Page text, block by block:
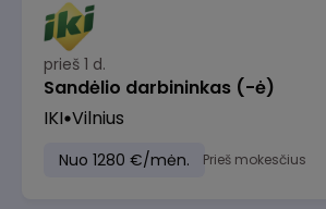
prieš 1 d.
Sandėlio darbininkas (-ė)
IKI Vilnius
Nuo 1280 €/mėn. Prieš mokesčius